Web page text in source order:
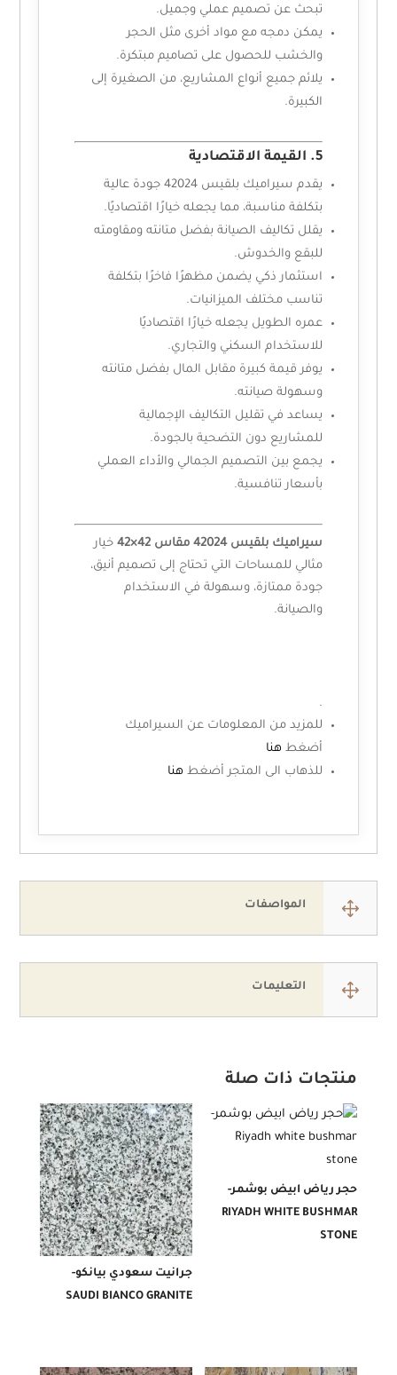
تبحث عن تصميم عملي وجميل.
يمكن دمجه مع مواد أخرى مثل الحجر
والخشب للحصول على تصاميم مبتكرة.
يلائم جميع أنواع المشاريع، من الصغيرة إلى
الكبيرة.
5. القيمة الاقتصادية
يقدم سيراميك بلقيس 42024 جودة عالية
بتكلفة مناسبة، مما يجعله خيارًا اقتصاديًا.
يقلل تكاليف الصيانة بفضل متانته ومقاومته
للبقع والخدوش.
استثمار ذكي يضمن مظهرًا فاخرًا بتكلفة
تناسب مختلف الميزانيات.
عمره الطويل يجعله خيارًا اقتصاديًا
للاستخدام السكني والتجاري.
يوفر قيمة كبيرة مقابل المال بفضل متانته
وسهولة صيانته.
يساعد في تقليل التكاليف الإجمالية
للمشاريع دون التضحية بالجودة.
يجمع بين التصميم الجمالي والأداء العملي
بأسعار تنافسية.
سيراميك بلقيس 42024 مقاس 42×42
خيار
مثالي للمساحات التي تحتاج إلى تصميم أنيق،
جودة ممتازة، وسهولة في الاستخدام
والصيانة.
.
للمزيد من المعلومات عن السيراميك
أضغط هنا
للذهاب الى المتجر أضغط هنا
1 المواصفات
1 التعليمات
منتجات ذات صلة
حجر رياض ابيض بوشمر-
RIYADH WHITE BUSHMAR
STONE
جرانيت سعودي بيانكو-
SAUDI BIANCO GRANITE